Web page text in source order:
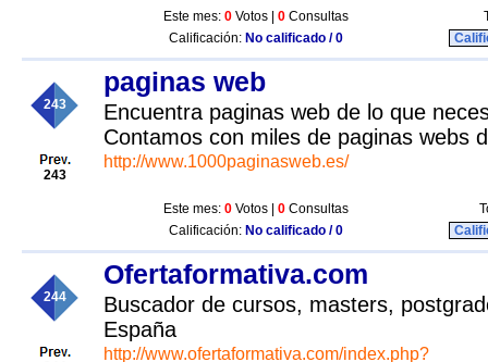
Este mes: 0 Votos | 0 Consultas
Calificación: No calificado / 0
243
243
paginas web
Encuentra paginas web de lo que
Contamos con miles de paginas webs
http://www.1000paginasweb.es/
Este mes: 0 Votos | 0 Consultas
Calificación: No calificado / 0
244
Ofertaformativa.com
Buscador de cursos, masters,
España
http://www.ofertaformativa.com/index.php?